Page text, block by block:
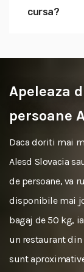
cursa?
Apeleaza
persoane
Daca doriti mai
Alesd Slovacia
de persoane, va
disponibile mai
bagaj de 50 kg,
un restaurant din
sunt